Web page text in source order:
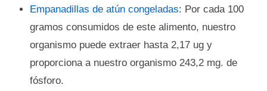
Empanadillas de atún congeladas: Por cada 100
gramos consumidos de este alimento, nuestro
organismo puede extraer hasta 2,17 ug y
proporciona a nuestro organismo 243,2 mg. de
fósforo.